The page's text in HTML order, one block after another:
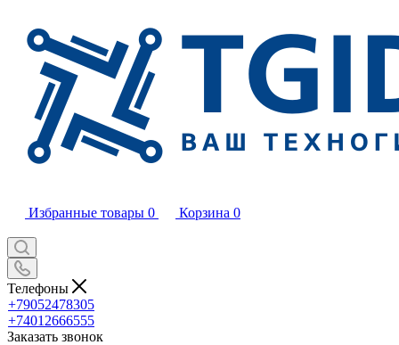
Избранные товары 0 Корзина 0
Телефоны
+79052478305
+74012666555
Заказать звонок